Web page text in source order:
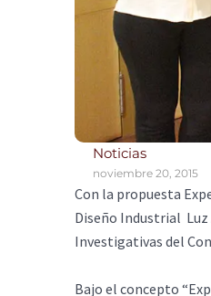
Noticias
noviembre 20, 2015
Con la propuesta
Diseño Industrial
Investigativas del
Bajo el concepto